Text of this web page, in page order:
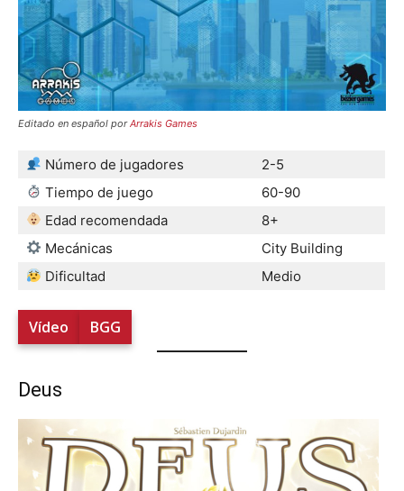
Editado en español porArrakis Games
Número de jugadores
2-5
Tiempo de juego
60-90
Edad recomendada
8+
Mecánicas
City Building
Dificultad
Medio
Vídeo BGG
Deus